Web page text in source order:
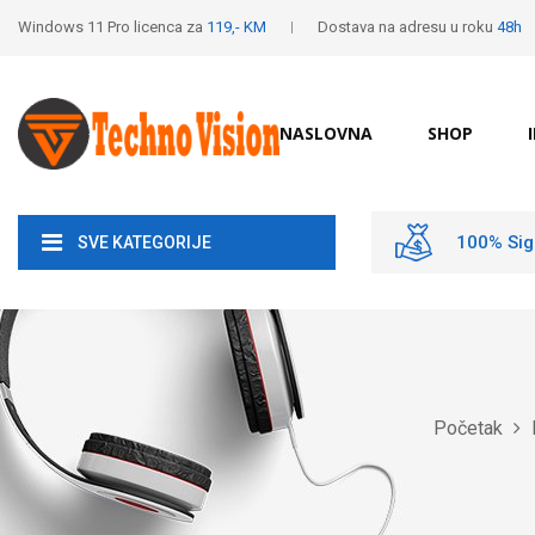
Windows 11 Pro licenca za 119,- KM Dostava na adresu u roku 48h
NASLOVNA SHOP
SVE KATEGORIJE 100%
Početak